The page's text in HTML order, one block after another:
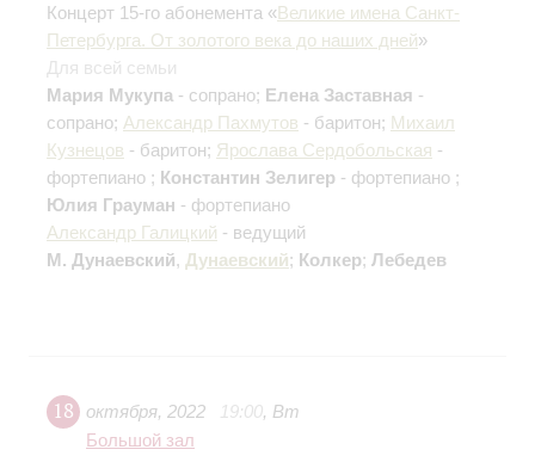
Концерт 15-го абонемента «Великие имена Санкт-
Петербурга. От золотого века до наших дней»
Для всей семьи
Мария Мукупа - сопрано; Елена Заставная -
сопрано; Александр Пахмутов - баритон; Михаил
Кузнецов - баритон; Ярослава Сердобольская -
фортепиано ; Константин Зелигер - фортепиано ;
Юлия Грауман - фортепиано
Александр Галицкий - ведущий
М. Дунаевский, Дунаевский; Колкер; Лебедев
18 октября, 2022 19:00, Вт
Большой зал